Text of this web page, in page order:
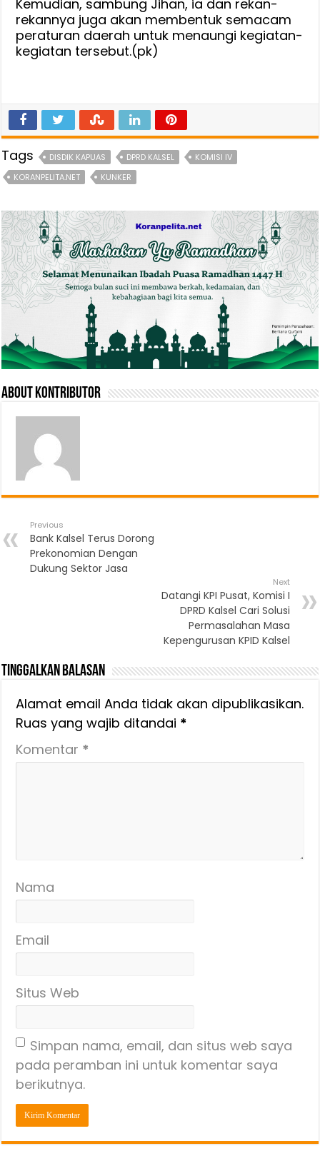
Kemudian, sambung Jihan, ia dan rekan-
rekannya juga akan membentuk semacam
peraturan daerah untuk menaungi kegiatan-
kegiatan tersebut.(pk)
Tags DISDIK KAPUAS DPRD KALSEL
KOMISI IV
KORANPELITA.NET
KUNKER
About Kontributor
Previous
Bank Kalsel Terus Dorong
Prekonomian Dengan
Dukung Sektor Jasa
Next
Datangi KPI Pusat, Komisi I
DPRD Kalsel Cari Solusi
Permasalahan Masa
Kepengurusan KPID Kalsel
Tinggalkan Balasan
Alamat email Anda tidak akan dipublikasikan.
Ruas yang wajib ditandai *
Komentar *
Nama
Email
Situs Web
Simpan nama, email, dan situs web saya
pada peramban ini untuk komentar saya
berikutnya.